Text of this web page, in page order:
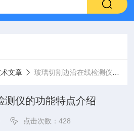
文章 玻璃切割边沿在线检测仪的功能特点介绍
测仪的功能特点介绍
点击次数：428